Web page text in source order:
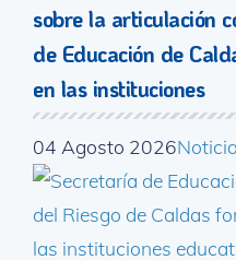
sobre la articulación
de Educación de
en las instituciones
04 Agosto 2026